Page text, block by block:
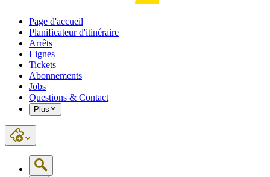
Page d'accueil
Planificateur d'itinéraire
Arrêts
Lignes
Tickets
Abonnements
Jobs
Questions & Contact
Plus